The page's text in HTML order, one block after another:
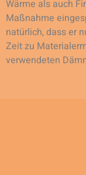
Wärme als auch
Maßnahme
natürlich, dass er
Zeit zu
verwendeten